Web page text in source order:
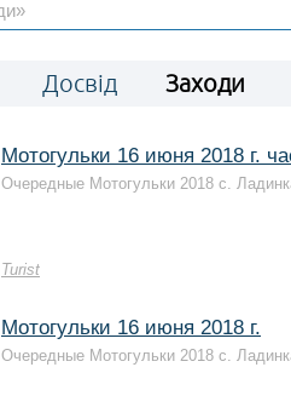
Досвід Заходи
Turist
Мотогульки 16 июня 2018 г.
Очередные Мотогульки 2018 с.
Мотогульки 16 июня 2018 г.
Очередные Мотогульки 2018 с.